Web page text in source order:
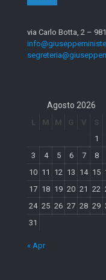
via Carlo Botta, 2 –
Agosto 2026
L M M G V S
1
3
4 5 6 7 8
10 11 12 13 14 15
17 18 19 20 21 22
24 25 26 27 28 29
31
« Apr